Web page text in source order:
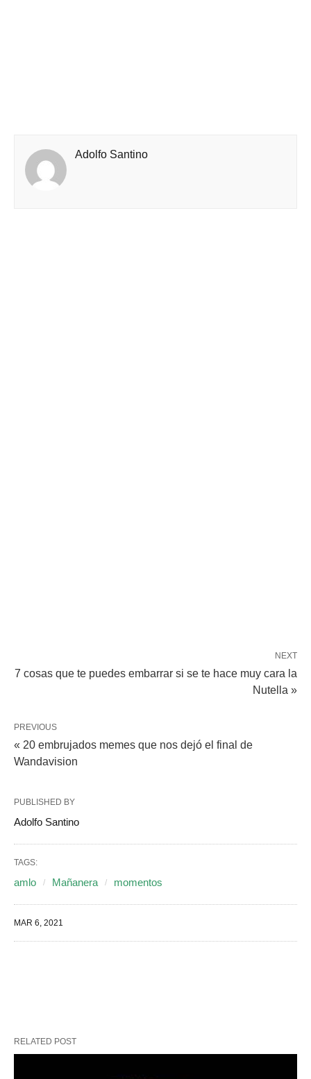
Adolfo Santino
NEXT
7 cosas que te puedes embarrar si se te hace muy cara la
Nutella »
PREVIOUS
« 20 embrujados memes que nos dejó el final de
Wandavision
PUBLISHED BY
Adolfo Santino
TAGS:
amlo Mañanera momentos
MAR 6, 2021
RELATED POST